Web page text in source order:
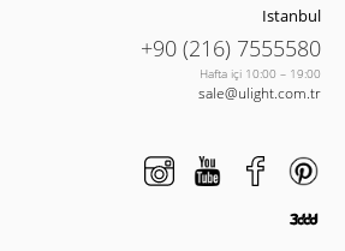
Istanbul
+90 (216) 7555580
Hafta içi 10:00 – 19:00
sale@ulight.com.tr